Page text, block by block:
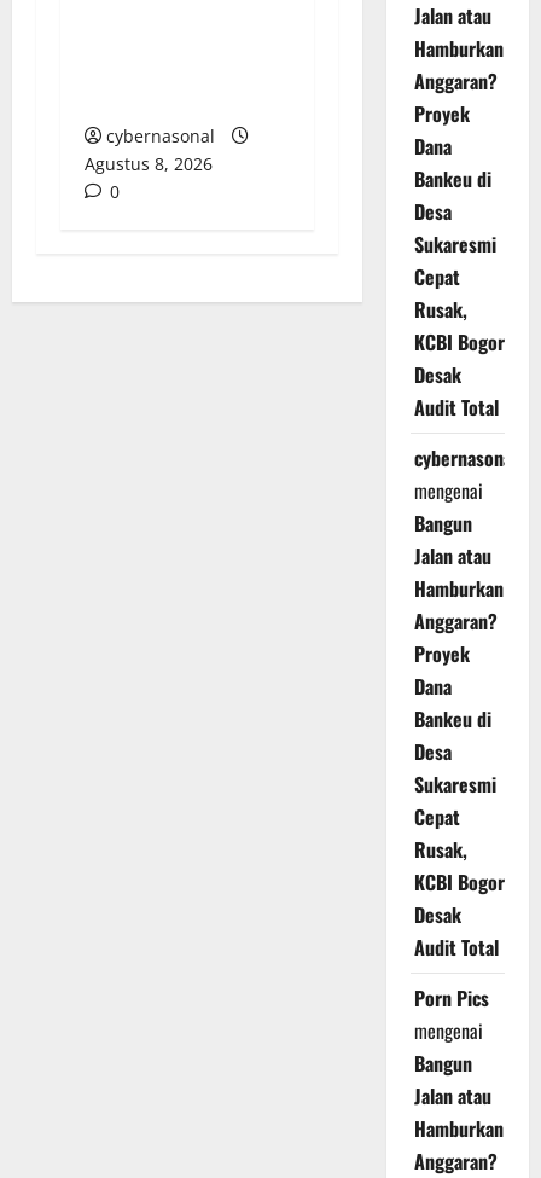
cybernasonal
Agustus 8, 2026
0
Jalan atau
Hamburkan
Anggaran?
Proyek
Dana
Bankeu di
Desa
Sukaresmi
Cepat
Rusak,
KCBI Bogor
Desak
Audit Total
cybernasonal
mengenai
Bangun
Jalan atau
Hamburkan
Anggaran?
Proyek
Dana
Bankeu di
Desa
Sukaresmi
Cepat
Rusak,
KCBI Bogor
Desak
Audit Total
Porn Pics
mengenai
Bangun
Jalan atau
Hamburkan
Anggaran?